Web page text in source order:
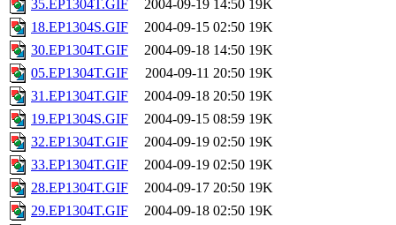
35.EP1304T.GIF
2004-09-19 14:50 19K
18.EP1304S.GIF
2004-09-15 02:50 19K
30.EP1304T.GIF
2004-09-18 14:50 19K
05.EP1304T.GIF
2004-09-11 20:50 19K
31.EP1304T.GIF
2004-09-18 20:50 19K
19.EP1304S.GIF
2004-09-15 08:59 19K
32.EP1304T.GIF
2004-09-19 02:50 19K
33.EP1304T.GIF
2004-09-19 02:50 19K
28.EP1304T.GIF
2004-09-17 20:50 19K
29.EP1304T.GIF
2004-09-18 02:50 19K